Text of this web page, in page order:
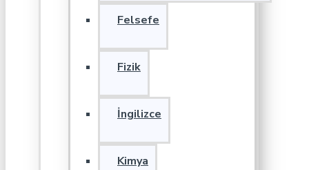
Felsefe
Fizik
İngilizce
Kimya